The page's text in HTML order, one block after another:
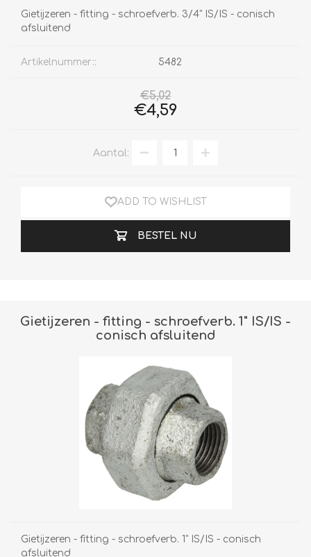
Gietijzeren - fitting - schroefverb. 3/4" IS/IS - conisch
afsluitend
Artikelnummer:: 5482
€5,02
€4,59
Aantal:
ADD TO WISHLIST
BESTEL NU
Gietijzeren - fitting - schroefverb. 1" IS/IS -
conisch afsluitend
Gietijzeren - fitting - schroefverb. 1" IS/IS - conisch
afsluitend